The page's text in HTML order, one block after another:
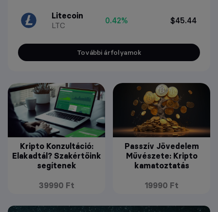
Litecoin
LTC
0.42% $45.44
További árfolyamok
Kripto Konzultáció:
Elakadtál? Szakértőink
segítenek
39990 Ft
Passzív Jövedelem
Művészete: Kripto
kamatoztatás
19990 Ft